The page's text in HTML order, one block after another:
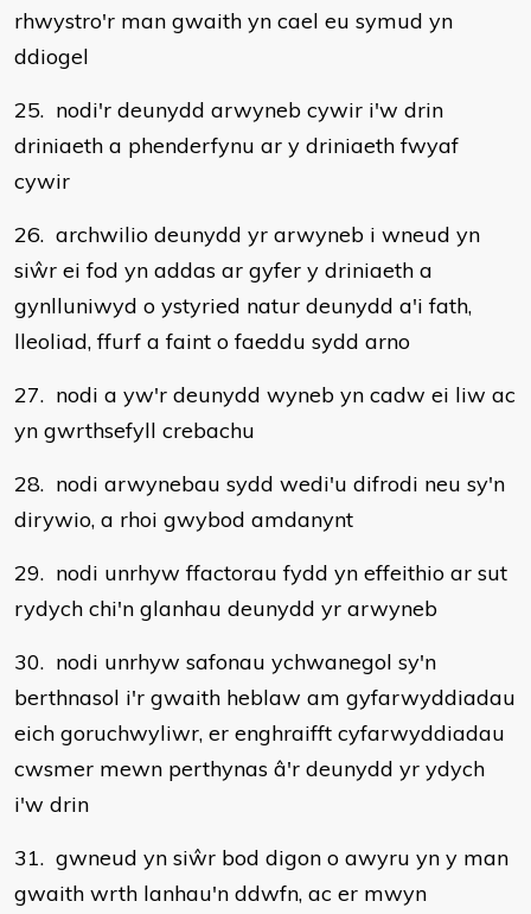
rhwystro'r man gwaith yn cael eu symud yn
ddiogel
25. nodi'r deunydd arwyneb cywir i'w drin
driniaeth a phenderfynu ar y driniaeth fwyaf
cywir
26. archwilio deunydd yr arwyneb i wneud yn
siŵr ei fod yn addas ar gyfer y driniaeth a
gynlluniwyd o ystyried natur deunydd a'i fath,
lleoliad, ffurf a faint o faeddu sydd arno
27. nodi a yw'r deunydd wyneb yn cadw ei liw ac
yn gwrthsefyll crebachu
28. nodi arwynebau sydd wedi'u difrodi neu sy'n
dirywio, a rhoi gwybod amdanynt
29. nodi unrhyw ffactorau fydd yn effeithio ar sut
rydych chi'n glanhau deunydd yr arwyneb
30. nodi unrhyw safonau ychwanegol sy'n
berthnasol i'r gwaith heblaw am gyfarwyddiadau
eich goruchwyliwr, er enghraifft cyfarwyddiadau
cwsmer mewn perthynas â'r deunydd yr ydych
i'w drin
31. gwneud yn siŵr bod digon o awyru yn y man
gwaith wrth lanhau'n ddwfn, ac er mwyn